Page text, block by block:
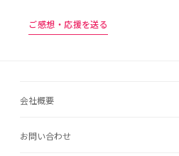
ご感想・応援を送る
会社概要
お問い合わせ